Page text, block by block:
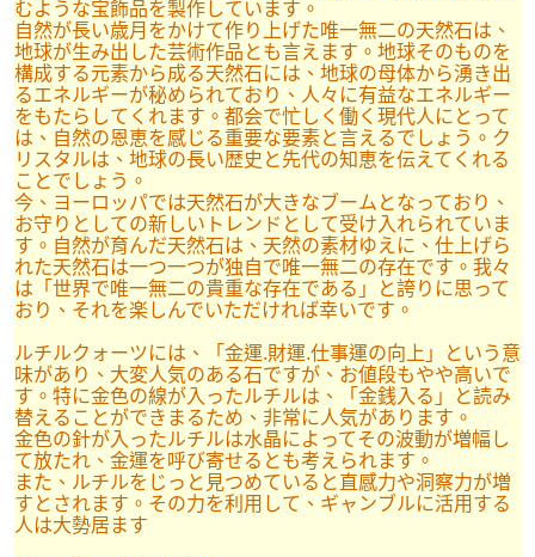
むような宝飾品を製作しています。
自然が長い歳月をかけて作り上げた唯一無二の天然石は、
地球が生み出した芸術作品とも言えます。地球そのものを
構成する元素から成る天然石には、地球の母体から湧き出
るエネルギーが秘められており、人々に有益なエネルギー
をもたらしてくれます。都会で忙しく働く現代人にとって
は、自然の恩恵を感じる重要な要素と言えるでしょう。ク
リスタルは、地球の長い歴史と先代の知恵を伝えてくれる
ことでしょう。
今、ヨーロッパでは天然石が大きなブームとなっており、
お守りとしての新しいトレンドとして受け入れられていま
す。自然が育んだ天然石は、天然の素材ゆえに、仕上げら
れた天然石は一つ一つが独自で唯一無二の存在です。我々
は「世界で唯一無二の貴重な存在である」と誇りに思って
おり、それを楽しんでいただければ幸いです。
ルチルクォーツには、「金運.財運.仕事運の向上」という意
味があり、大変人気のある石ですが、お値段もやや高いで
す。特に金色の線が入ったルチルは、「金銭入る」と読み
替えることができまるため、非常に人気があります。
金色の針が入ったルチルは水晶によってその波動が増幅し
て放たれ、金運を呼び寄せるとも考えられます。
また、ルチルをじっと見つめていると直感力や洞察力が増
すとされます。その力を利用して、ギャンブルに活用する
人は大勢居ます